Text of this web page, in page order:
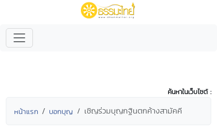
ค้นหาในเว็บไซต์ :
หน้าแรก บอกบุญ เชิญร่วมบุญกฐินตกค้างสามัคคี